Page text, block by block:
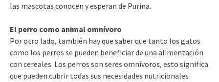
las mascotas conocen y esperan de Purina.
El perro como animal omnívoro
Por otro lado, también hay que saber que tanto los gatos
como los perros se pueden beneficiar de una alimentación
con cereales. Los perros son seres omnívoros, esto significa
que pueden cubrir todas sus necesidades nutricionales